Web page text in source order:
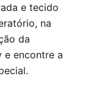
e tecido
na
da
e encontre a